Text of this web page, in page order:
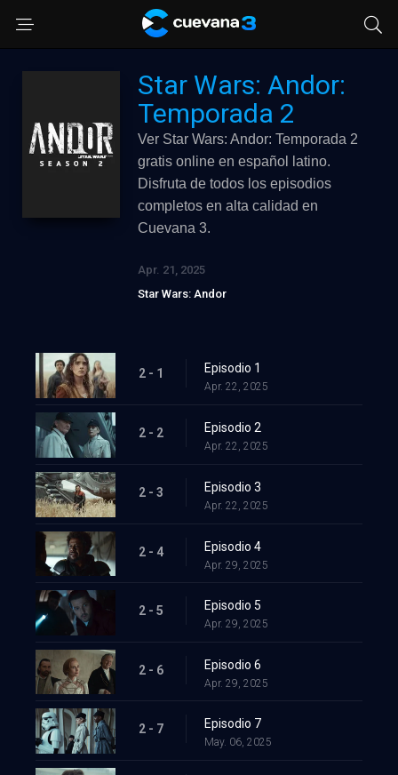
Star Wars: Andor:
Temporada 2
Ver Star Wars: Andor: Temporada 2
gratis online en español latino.
Disfruta de todos los episodios
completos en alta calidad en
Cuevana 3.
Apr. 21, 2025
Star Wars: Andor
2 - 1 Episodio 1
Apr. 22, 2025
2 - 2 Episodio 2
Apr. 22, 2025
2 - 3 Episodio 3
Apr. 22, 2025
2 - 4 Episodio 4
Apr. 29, 2025
2 - 5 Episodio 5
Apr. 29, 2025
2 - 6 Episodio 6
Apr. 29, 2025
2 - 7 Episodio 7
May. 06, 2025